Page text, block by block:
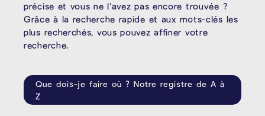
précise et vous ne l’avez pas encore trouvée ?
Grâce à la recherche rapide et aux mots-clés les
plus recherchés, vous pouvez affiner votre
recherche.
Que dois-je faire où ? Notre registre de A à
Z